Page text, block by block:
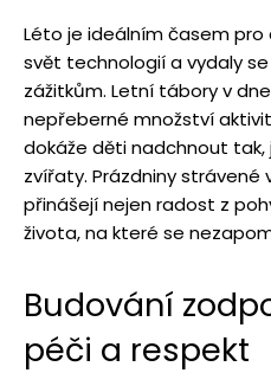
Léto je ideálním časem pro
svět technologií a vydaly
zážitkům. Letní tábory v
nepřeberné množství
dokáže děti nadchnout
zvířaty. Prázdniny
přinášejí nejen radost z
života, na které se
Budování
péči a respekt